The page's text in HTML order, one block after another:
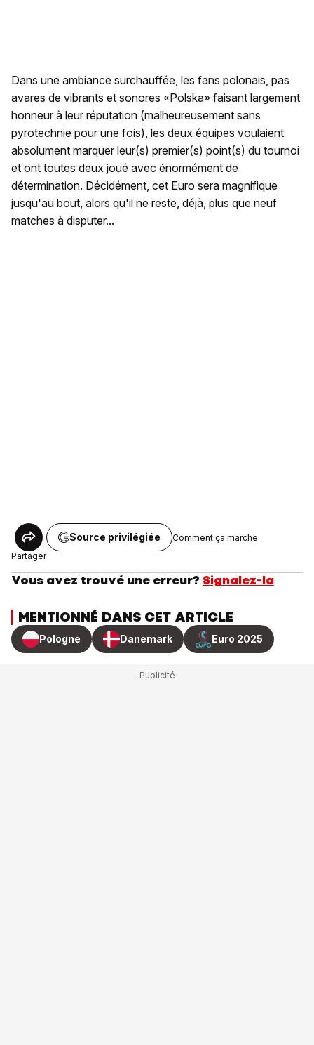
Dans une ambiance surchauffée, les fans polonais, pas
avares de vibrants et sonores «Polska» faisant largement
honneur à leur réputation (malheureusement sans
pyrotechnie pour une fois), les deux équipes voulaient
absolument marquer leur(s) premier(s) point(s) du tournoi
et ont toutes deux joué avec énormément de
détermination. Décidément, cet Euro sera magnifique
jusqu'au bout, alors qu'il ne reste, déjà, plus que neuf
matches à disputer...
Partager
Source privilégiée Comment ça marche
Vous avez trouvé une erreur? Signalez-la
MENTIONNÉ DANS CET ARTICLE
Pologne Danemark Euro 2025